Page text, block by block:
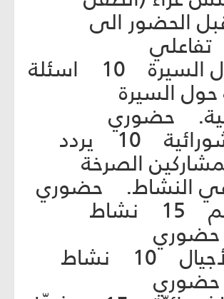
الحضور الى
أسئلة حول السيرة 10 اسئلة
السيرة
حضوري
صرخة عاشورائية 10 يردد
الصرخة
في النشاط. حضوري
طلب العلم 15 نشاط
مدرسة الأجيال 10 نشاط